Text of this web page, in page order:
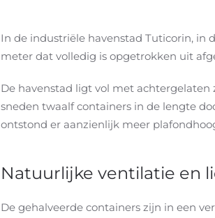
In de industriële havenstad Tuticorin, in
meter dat volledig is opgetrokken uit
De havenstad ligt vol met
sneden twaalf containers in de lengte
ontstond er aanzienlijk meer
Natuurlijke ventilatie en
De gehalveerde containers zijn in een